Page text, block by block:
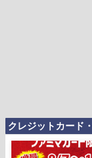
クレジットカード